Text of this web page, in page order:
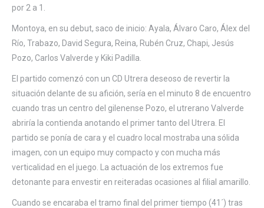
por 2 a 1.
Montoya, en su debut, saco de inicio: Ayala, Álvaro Caro, Álex del
Río, Trabazo, David Segura, Reina, Rubén Cruz, Chapi, Jesús
Pozo, Carlos Valverde y Kiki Padilla.
El partido comenzó con un CD Utrera deseoso de revertir la
situación delante de su afición, sería en el minuto 8 de encuentro
cuando tras un centro del gilenense Pozo, el utrerano Valverde
abriría la contienda anotando el primer tanto del Utrera. El
partido se ponía de cara y el cuadro local mostraba una sólida
imagen, con un equipo muy compacto y con mucha más
verticalidad en el juego. La actuación de los extremos fue
detonante para envestir en reiteradas ocasiones al filial amarillo.
Cuando se encaraba el tramo final del primer tiempo (41´) tras